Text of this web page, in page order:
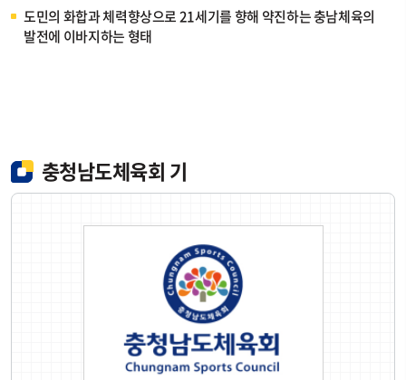
도민의 화합과 체력향상으로 21세기를 향해 약진하는 충남체육의
발전에 이바지하는 형태
충청남도체육회 기